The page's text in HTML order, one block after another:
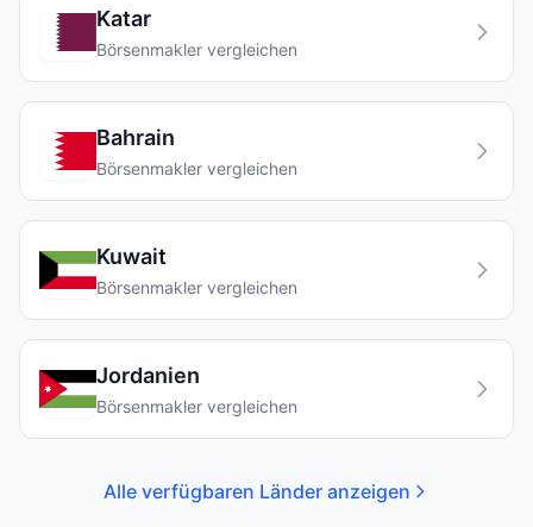
Katar
Börsenmakler vergleichen
Bahrain
Börsenmakler vergleichen
Kuwait
Börsenmakler vergleichen
Jordanien
Börsenmakler vergleichen
Alle verfügbaren Länder anzeigen